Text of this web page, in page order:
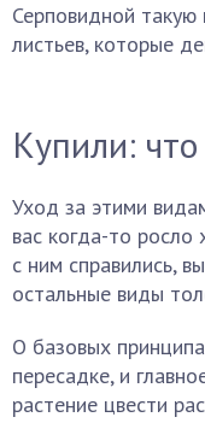
Серповидной такую
листьев, которые
Купили:
Уход за этими
вас когда-то
с ним справились,
остальные виды
О базовых
пересадке, и
растение цвести